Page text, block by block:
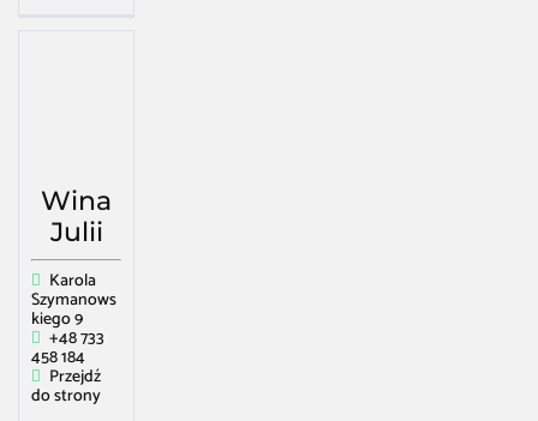
Wina
Julii
Karola
Szymanows
kiego 9
+48 733
458 184
Przejdź
do strony